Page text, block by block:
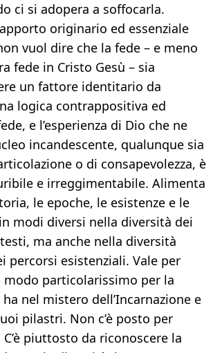
ci si adopera a soffocarla.
originario ed essenziale
vuol dire che la fede – e meno
fede in Cristo Gesù – sia
un fattore identitario da
logica contrappositiva ed
e l’esperienza di Dio che ne
incandescente, qualunque sia
o di consapevolezza, è
e irreggimentabile. Alimenta
le epoche, le esistenze e le
modi diversi nella diversità dei
ma anche nella diversità
percorsi esistenziali. Vale per
modo particolarissimo per la
nel mistero dell’Incarnazione e
pilastri. Non c’è posto per
C’è piuttosto da riconoscere la